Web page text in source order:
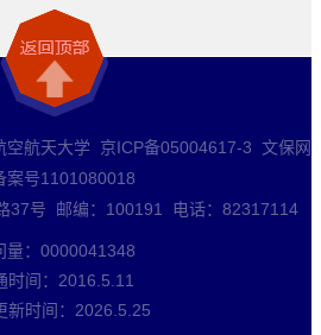
空航天大学 京ICP备05004617-3 文保网
案号1101080018
37号 邮编：100191 电话：82317114
： 0000041348
时间： 2016 5 11
新时间： 2026 5 25